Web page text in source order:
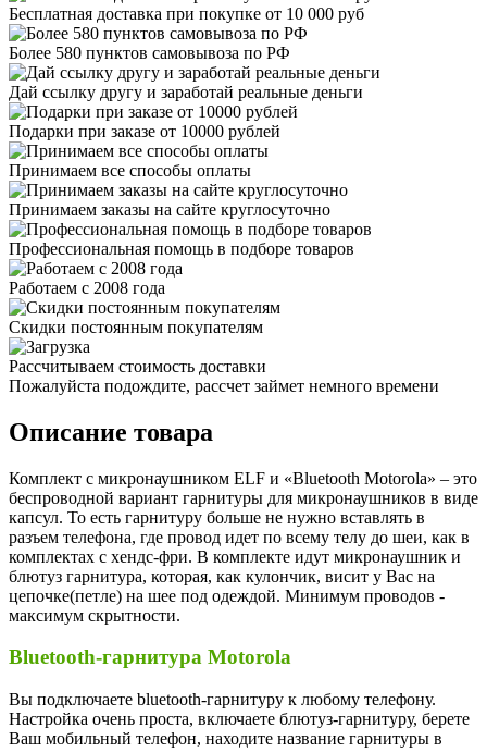
Бесплатная доставка при покупке от 10 000 руб
Более 580 пунктов самовывоза по РФ
Дай ссылку другу и заработай реальные деньги
Подарки при заказе от 10000 рублей
Принимаем все способы оплаты
Принимаем заказы на сайте круглосуточно
Профессиональная помощь в подборе товаров
Работаем с 2008 года
Скидки постоянным покупателям
Рассчитываем стоимость доставки
Пожалуйста подождите, рассчет займет немного времени
Описание товара
Комплект с микронаушником ELF и «Bluetooth Motorola» – это
беспроводной вариант гарнитуры для микронаушников в виде
капсул. То есть гарнитуру больше не нужно вставлять в
разъем телефона, где провод идет по всему телу до шеи, как в
комплектах с хендс-фри. В комплекте идут микронаушник и
блютуз гарнитура, которая, как кулончик, висит у Вас на
цепочке(петле) на шее под одеждой. Минимум проводов -
максимум скрытности.
Bluetooth-гарнитура Motorola
Вы подключаете bluetooth-гарнитуру к любому телефону.
Настройка очень проста, включаете блютуз-гарнитуру, берете
Ваш мобильный телефон, находите название гарнитуры в